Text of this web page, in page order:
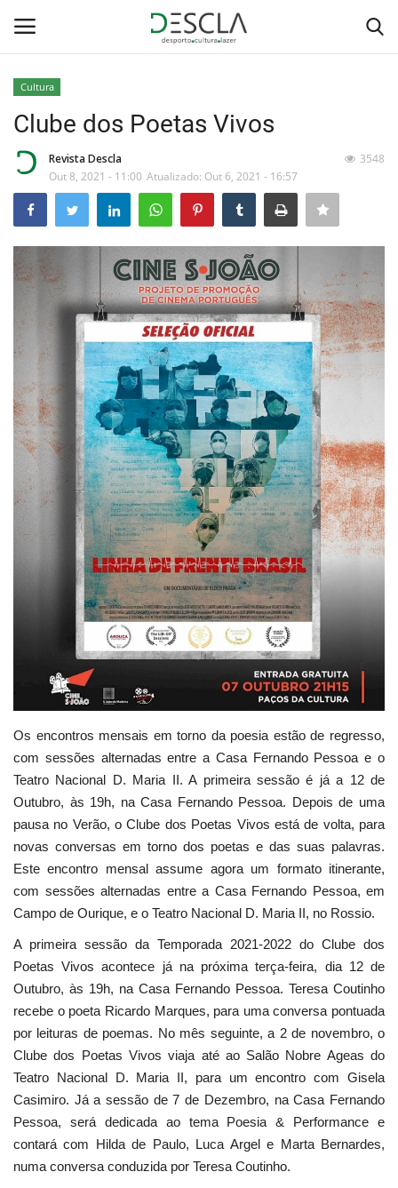
Home
...by Descla
Desporto
Contactos
Sobre Nós
Educação
Estatuto Editorial
Saúde
Ficha técnica
Cultura
Ambiente
Cultura
Clube dos Poetas Vivos
Revista Descla
Out 8, 2021 - 11:00 Atualizado: Out 6, 2021 - 16:57
3548
Os encontros mensais em torno da poesia estão de regresso,
com sessões alternadas entre a Casa Fernando Pessoa e o
Teatro Nacional D. Maria II. A primeira sessão é já a 12 de
Outubro, às 19h, na Casa Fernando Pessoa. Depois de uma
pausa no Verão, o Clube dos Poetas Vivos está de volta, para
novas conversas em torno dos poetas e das suas palavras.
Este encontro mensal assume agora um formato itinerante,
com sessões alternadas entre a Casa Fernando Pessoa, em
Campo de Ourique, e o Teatro Nacional D. Maria II, no Rossio.
A primeira sessão da Temporada 2021-2022 do Clube dos
Poetas Vivos acontece já na próxima terça-feira, dia 12 de
Outubro, às 19h, na Casa Fernando Pessoa. Teresa Coutinho
recebe o poeta Ricardo Marques, para uma conversa pontuada
por leituras de poemas. No mês seguinte, a 2 de novembro, o
Clube dos Poetas Vivos viaja até ao Salão Nobre Ageas do
Teatro Nacional D. Maria II, para um encontro com Gisela
Casimiro. Já a sessão de 7 de Dezembro, na Casa Fernando
Pessoa, será dedicada ao tema Poesia & Performance e
contará com Hilda de Paulo, Luca Argel e Marta Bernardes,
numa conversa conduzida por Teresa Coutinho.